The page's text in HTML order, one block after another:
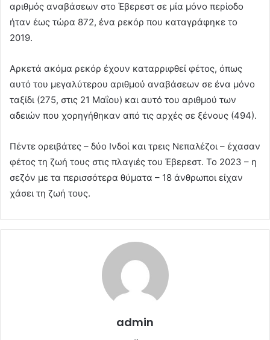
αριθμός αναβάσεων στο Έβερεστ σε μία μόνο περίοδο
ήταν έως τώρα 872, ένα ρεκόρ που καταγράφηκε το
2019.
Αρκετά ακόμα ρεκόρ έχουν καταρριφθεί φέτος, όπως
αυτό του μεγαλύτερου αριθμού αναβάσεων σε ένα μόνο
ταξίδι (275, στις 21 Μαΐου) και αυτό του αριθμού των
αδειών που χορηγήθηκαν από τις αρχές σε ξένους (494).
Πέντε ορειβάτες – δύο Ινδοί και τρεις Νεπαλέζοι – έχασαν
φέτος τη ζωή τους στις πλαγιές του Έβερεστ. Το 2023 – η
σεζόν με τα περισσότερα θύματα – 18 άνθρωποι είχαν
χάσει τη ζωή τους.
admin